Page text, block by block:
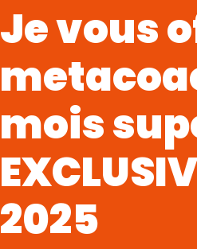
Je vous
mois
2025